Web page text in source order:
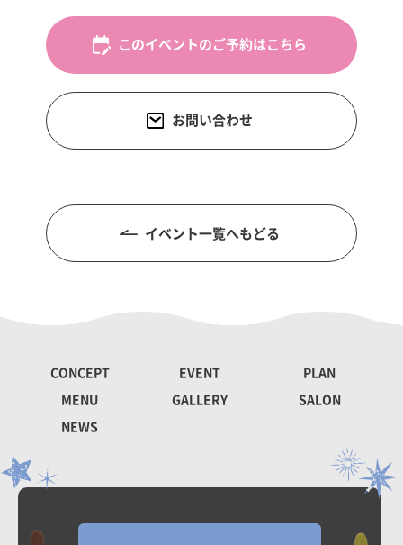
このイベントのご予約はこちら
お問い合わせ
イベント一覧へもどる
CONCEPT EVENT
PLAN
MENU
GALLERY
SALON
NEWS